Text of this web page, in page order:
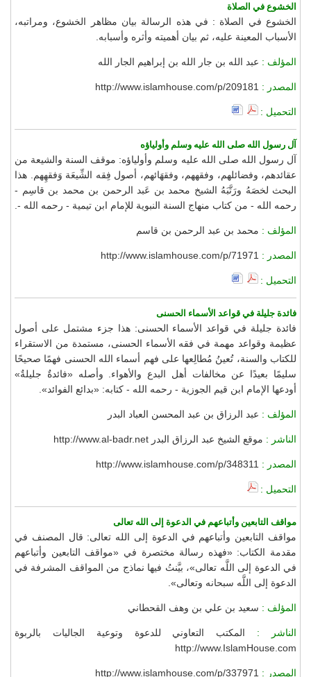
الخشوع في الصلاة
الخشوع في الصلاة : في هذه الرسالة بيان مظاهر الخشوع، ومراتبه،
الأسباب المعينة عليه، ثم بيان أهميته وأثره وأسبابه.
المؤلف : عبد الله بن جار الله بن إبراهيم الجار الله
المصدر : http://www.islamhouse.com/p/209181
التحميل :
آل رسول الله صلى الله عليه وسلم وأولياؤه
آل رسول الله صلى الله عليه وسلم وأولياؤه: موقف السنة والشيعة من
عقائدهم، وفضائلهم، وفقههم، وفقهَائهم، أصول فِقه الشِّيعَة وَفقهِهم. هذا
البحث لخصَهُ ورَتَّبَهُ الشيخ محمد بن عَبد الرحمن بن محمد بن قاسِم -
رحمه الله - من كتاب منهاج السنة النبوية للإمام ابن تيمية - رحمه الله -.
المؤلف : محمد بن عبد الرحمن بن قاسم
المصدر : http://www.islamhouse.com/p/71971
التحميل :
فائدة جليلة في قواعد الأسماء الحسنى
فائدة جليلة في قواعد الأسماء الحسنى: هذا جزء مشتمل على أصول
عظيمة وقواعد مهمة في فقه الأسماء الحسنى، مستمدة من الاستقراء
للكتاب والسنة، تُعينُ مُطالِعها على فهم أسماء الله الحسنى فهمًا صحيحًا
سليمًا بعيدًا عن مخالفات أهل البدع والأهواء. وأصله «فائدةٌ جليلةٌ»
أودعها الإمام ابن قيم الجوزية - رحمه الله - كتابه: «بدائع الفوائد».
المؤلف : عبد الرزاق بن عبد المحسن العباد البدر
الناشر : موقع الشيخ عبد الرزاق البدر http://www.al-badr.net
المصدر : http://www.islamhouse.com/p/348311
التحميل :
مواقف التابعين وأتباعهم في الدعوة إلى الله تعالى
مواقف التابعين وأتباعهم في الدعوة إلى الله تعالى: قال المصنف في
مقدمة الكتاب: «فهذه رسالة مختصرة في «مواقف التابعين وأتباعهم
في الدعوة إلى اللَّه تعالى»، بيَّنتُ فيها نماذج من المواقف المشرفة في
الدعوة إلى اللَّه سبحانه وتعالى».
المؤلف : سعيد بن علي بن وهف القحطاني
الناشر : المكتب التعاوني للدعوة وتوعية الجاليات بالربوة
http://www.IslamHouse.com
المصدر : http://www.islamhouse.com/p/337971